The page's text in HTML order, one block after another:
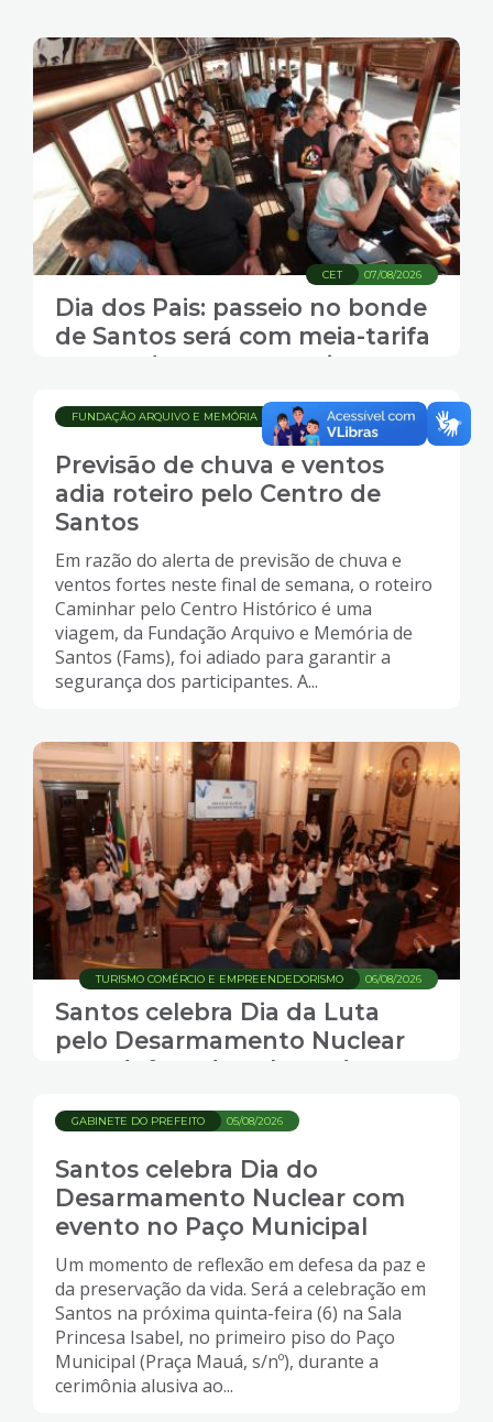
07/08/2026
CET
Dia dos Pais: passeio no bonde
de Santos será com meia-tarifa
para todos os passageiros
07/08/2026
FUNDAÇÃO ARQUIVO E MEMÓRIA
Previsão de chuva e ventos
adia roteiro pelo Centro de
Santos
Em razão do alerta de previsão de chuva e
ventos fortes neste final de semana, o roteiro
Caminhar pelo Centro Histórico é uma
viagem, da Fundação Arquivo e Memória de
Santos (Fams), foi adiado para garantir a
segurança dos participantes. A...
06/08/2026
TURISMO COMÉRCIO E EMPREENDEDORISMO
Santos celebra Dia da Luta
pelo Desarmamento Nuclear
com defesa da cultura de paz
05/08/2026
GABINETE DO PREFEITO
Santos celebra Dia do
Desarmamento Nuclear com
evento no Paço Municipal
Um momento de reflexão em defesa da paz e
da preservação da vida. Será a celebração em
Santos na próxima quinta-feira (6) na Sala
Princesa Isabel, no primeiro piso do Paço
Municipal (Praça Mauá, s/nº), durante a
cerimônia alusiva ao...